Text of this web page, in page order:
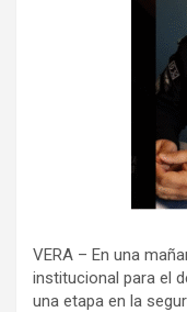
VERA – En una
institucional para el
una etapa en la